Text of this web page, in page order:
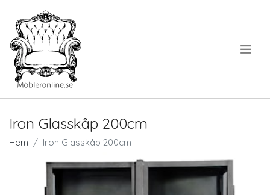
Iron Glasskåp 200cm
Hem Iron Glasskåp 200cm